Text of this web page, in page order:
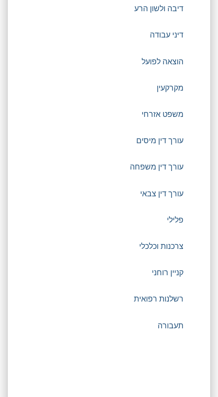
דיבה ולשון הרע
דיני עבודה
הוצאה לפועל
מקרקעין
משפט אזרחי
עורך דין מיסים
עורך דין משפחה
עורך דין צבאי
פלילי
צרכנות וכלכלי
קניין רוחני
רשלנות רפואית
תעבורה